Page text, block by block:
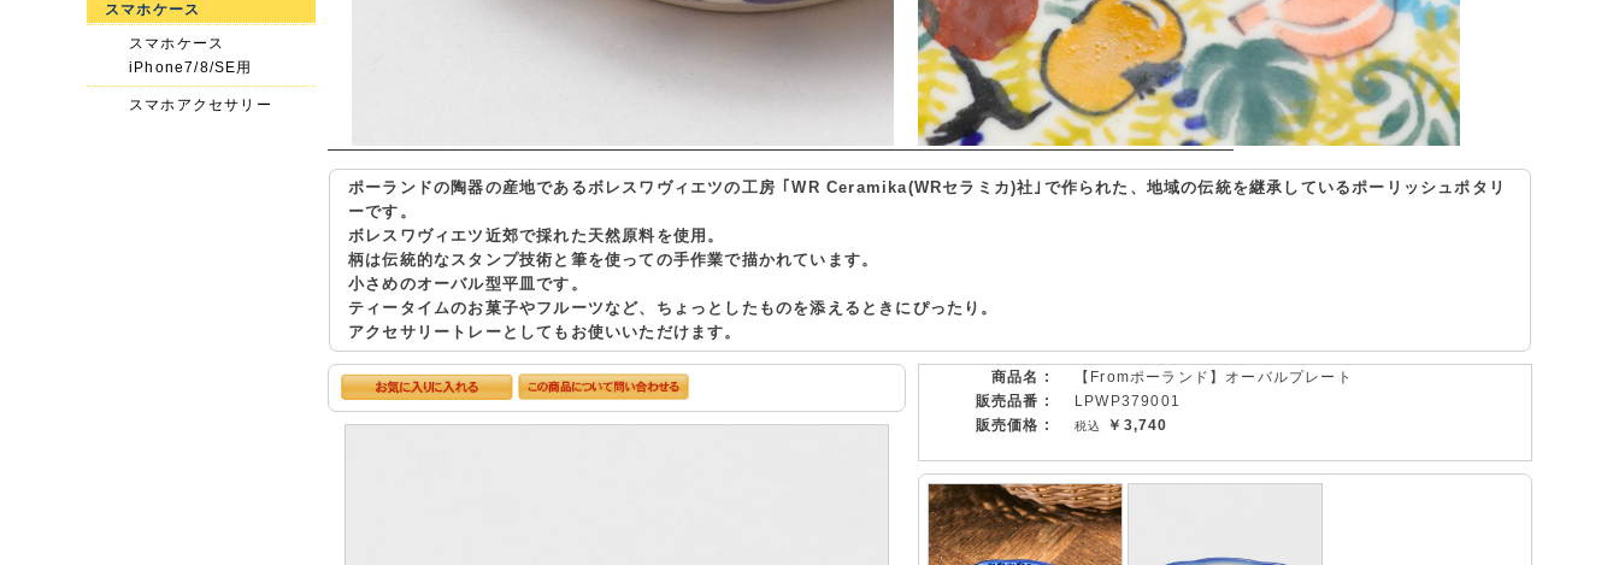
ポーランドの陶器の産地であるボレスワヴィエツの工房 ｢WR Ceramika(WRセラミカ)社｣で作られた、地域の伝統を継承しているポーリッシュポタリ
ーです。
ボレスワヴィエツ近郊で採れた天然原料を使用。
柄は伝統的なスタンプ技術と筆を使っての手作業で描かれています。
小さめのオーバル型平皿です。
ティータイムのお菓子やフルーツなど、ちょっとしたものを添えるときにぴったり。
アクセサリートレーとしてもお使いいただけます。
商品名 :
【Fromポーランド】オーバルプレート
販売品番 :
LPWP379001
販売価格 :
￥3,740
スマホケース
スマホケース
iPhone7/8/SE用
スマホアクセサリー